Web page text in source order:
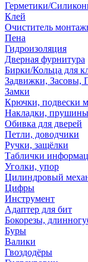
Герметики/
Клей
Очиститель
Пена
Гидроизоляция
Дверная фурнитура
Бирки/Кольца для
Задвижки,
Замки
Крючки, подвески
Накладки, прушины
Обивка для дверей
Петли, доводчики
Ручки, защёлки
Таблички
Уголки, упор
Цилиндровый
Цифры
Инструмент
Адаптер для бит
Бокорезы,
Буры
Валики
Гвоздодёры